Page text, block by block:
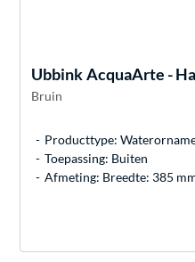
UbbinkAcquaArte -
Bruin
Producttype:
Toepassing: Buiten
Afmeting: Breedte: 385